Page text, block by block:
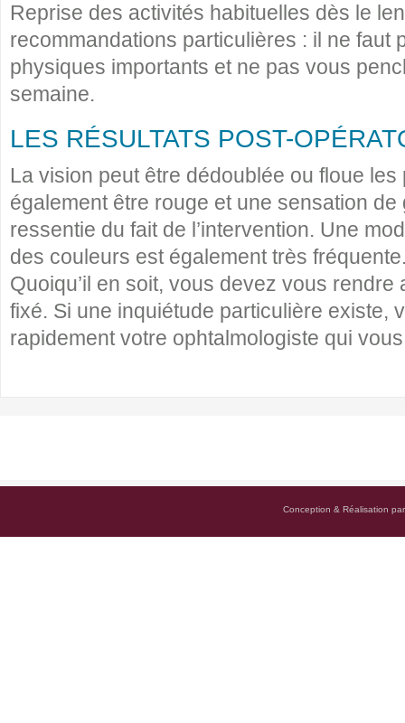
Reprise des activités habituelles dès le
recommandations particulières : il ne faut
physiques importants et ne pas vous
semaine.
LES RÉSULTATS POST-
La vision peut être dédoublée ou floue
également être rouge et une sensation
ressentie du fait de l’intervention. Une
des couleurs est également très
Quoiqu’il en soit, vous devez vous
fixé. Si une inquiétude particulière existe,
rapidement votre ophtalmologiste qui
Conception & Réalisation